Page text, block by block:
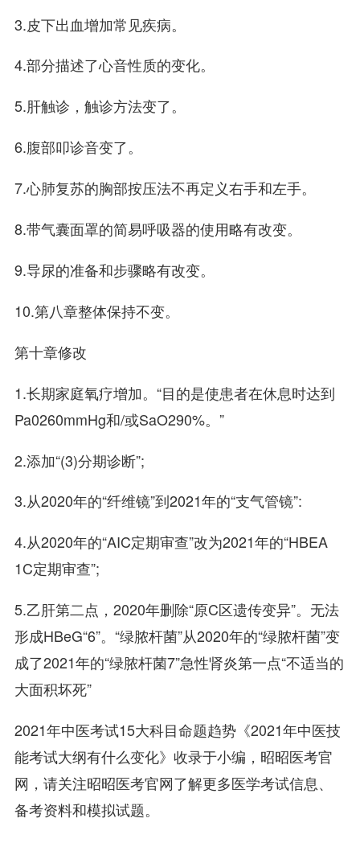
3.皮下出血增加常见疾病。
4.部分描述了心音性质的变化。
5.肝触诊，触诊方法变了。
6.腹部叩诊音变了。
7.心肺复苏的胸部按压法不再定义右手和左手。
8.带气囊面罩的简易呼吸器的使用略有改变。
9.导尿的准备和步骤略有改变。
10.第八章整体保持不变。
第十章修改
1.长期家庭氧疗增加。“目的是使患者在休息时达到
Pa0260mmHg和/或SaO290%。”
2.添加“(3)分期诊断”;
3.从2020年的“纤维镜”到2021年的“支气管镜”:
4.从2020年的“AIC定期审查”改为2021年的“HBEA
1C定期审查”;
5.乙肝第二点，2020年删除“原C区遗传变异”。无法
形成HBeG“6”。“绿脓杆菌”从2020年的“绿脓杆菌”变
成了2021年的“绿脓杆菌7”急性肾炎第一点“不适当的
大面积坏死”
2021年中医考试15大科目命题趋势《2021年中医技
能考试大纲有什么变化》收录于小编，昭昭医考官
网，请关注昭昭医考官网了解更多医学考试信息、
备考资料和模拟试题。